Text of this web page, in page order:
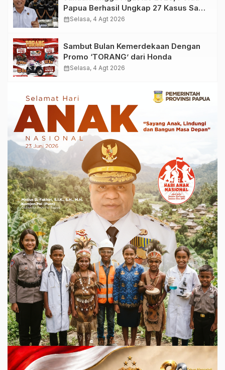
Papua Berhasil Ungkap 27 Kasus Sabu
dan 111 Kasus Ganja
calendar_monthSelasa, 4 Agt 2026
Sambut Bulan Kemerdekaan Dengan
Promo ‘TORANG’ dari Honda
calendar_monthSelasa, 4 Agt 2026